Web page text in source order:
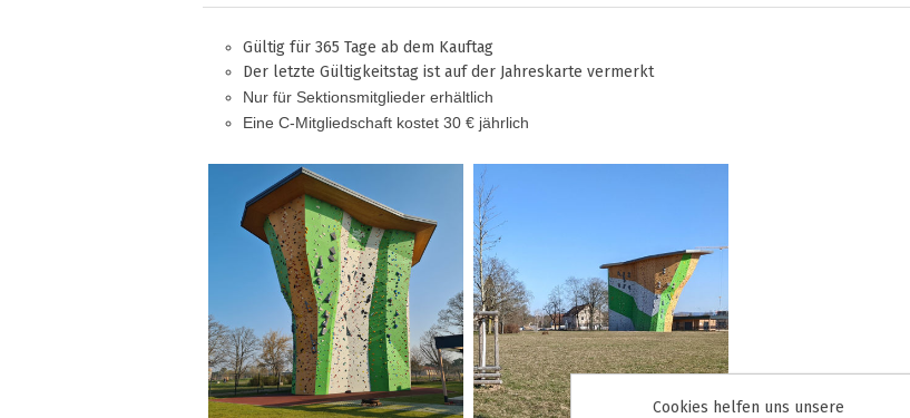
Gültig für 365 Tage ab dem Kauftag
Der letzte Gültigkeitstag ist auf der Jahreskarte vermerkt
Nur für Sektionsmitglieder erhältlich
Eine C-Mitgliedschaft kostet 30 € jährlich
Cookies helfen uns unsere